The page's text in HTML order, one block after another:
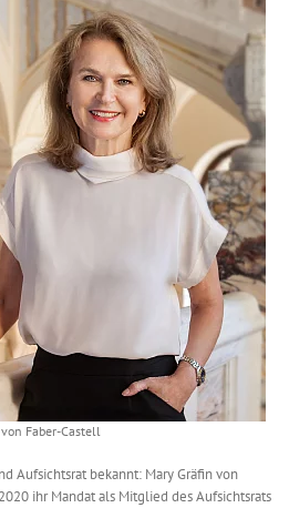
Faber-Castell
Aufsichtsrat bekannt: Mary Gräfin von
ihr Mandat als Mitglied des Aufsichtsrats